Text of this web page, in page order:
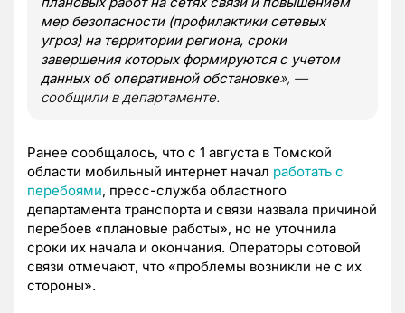
мер безопасности (профилактики сетевых
угроз) на территории региона, сроки
завершения которых формируются с учетом
данных об оперативной обстановке», —
сообщили в департаменте.
Ранее сообщалось, что с 1 августа в Томской
области мобильный интернет начал работать с
перебоями, пресс-служба областного
департамента транспорта и связи назвала причиной
перебоев «плановые работы», но не уточнила
сроки их начала и окончания. Операторы сотовой
связи отмечают, что «проблемы возникли не с их
стороны».